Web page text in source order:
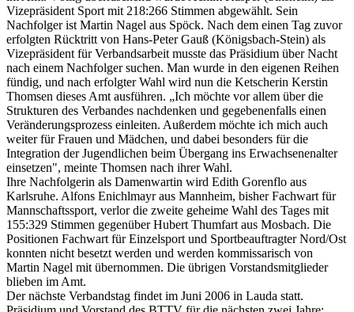
Vizepräsident Sport mit 218:266 Stimmen abgewählt. Sein
Nachfolger ist Martin Nagel aus Spöck. Nach dem einen Tag zuvor
erfolgten Rücktritt von Hans-Peter Gauß (Königsbach-Stein) als
Vizepräsident für Verbandsarbeit musste das Präsidium über Nacht
nach einem Nachfolger suchen. Man wurde in den eigenen Reihen
fündig, und nach erfolgter Wahl wird nun die Ketscherin Kerstin
Thomsen dieses Amt ausführen. „Ich möchte vor allem über die
Strukturen des Verbandes nachdenken und gegebenenfalls einen
Veränderungsprozess einleiten. Außerdem möchte ich mich auch
weiter für Frauen und Mädchen, und dabei besonders für die
Integration der Jugendlichen beim Übergang ins Erwachsenenalter
einsetzen", meinte Thomsen nach ihrer Wahl.
Ihre Nachfolgerin als Damenwartin wird Edith Gorenflo aus
Karlsruhe. Alfons Enichlmayr aus Mannheim, bisher Fachwart für
Mannschaftssport, verlor die zweite geheime Wahl des Tages mit
155:329 Stimmen gegenüber Hubert Thumfart aus Mosbach. Die
Positionen Fachwart für Einzelsport und Sportbeauftragter Nord/Ost
konnten nicht besetzt werden und werden kommissarisch von
Martin Nagel mit übernommen. Die übrigen Vorstandsmitglieder
blieben im Amt.
Der nächste Verbandstag findet im Juni 2006 in Lauda statt.